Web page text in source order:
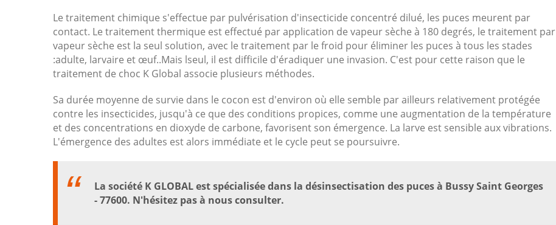
Le traitement chimique s'effectue par pulvérisation d'insecticide concentré dilué, les puces meurent par
contact. Le traitement thermique est effectué par application de vapeur sèche à 180 degrés, le traitement par
vapeur sèche est la seul solution, avec le traitement par le froid pour éliminer les puces à tous les stades
:adulte, larvaire et œuf..Mais lseul, il est difficile d'éradiquer une invasion. C'est pour cette raison que le
traitement de choc K Global associe plusieurs méthodes.
Sa durée moyenne de survie dans le cocon est d'environ où elle semble par ailleurs relativement protégée
contre les insecticides, jusqu'à ce que des conditions propices, comme une augmentation de la température
et des concentrations en dioxyde de carbone, favorisent son émergence. La larve est sensible aux vibrations.
L'émergence des adultes est alors immédiate et le cycle peut se poursuivre.
La société K GLOBAL est spécialisée dans la désinsectisation des puces à Bussy Saint Georges
- 77600. N'hésitez pas à nous consulter.